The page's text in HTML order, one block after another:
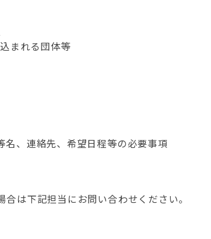
まれる団体等
、連絡先、希望日程等の必要事項
は下記担当にお問い合わせください。